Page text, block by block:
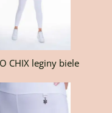
CHIX leginy biele